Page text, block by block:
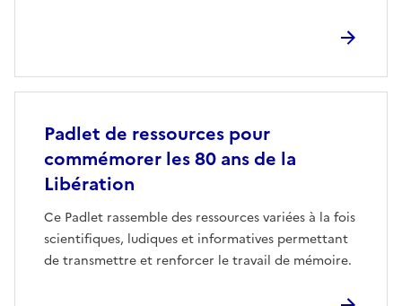
Padlet de ressources pour
commémorer les 80 ans de la
Libération
Ce Padlet rassemble des ressources variées à la fois
scientifiques, ludiques et informatives permettant
de transmettre et renforcer le travail de mémoire.